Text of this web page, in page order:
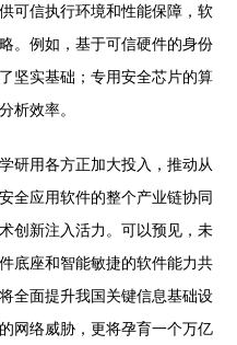
可信执行环境和性能保障，软
。例如，基于可信硬件的身份
坚实基础；专用安全芯片的算
析效率。
研用各方正加大投入，推动从
全应用软件的整个产业链协同
创新注入活力。可以预见，未
底座和智能敏捷的软件能力共
全面提升我国关键信息基础设
网络威胁，更将孕育一个万亿